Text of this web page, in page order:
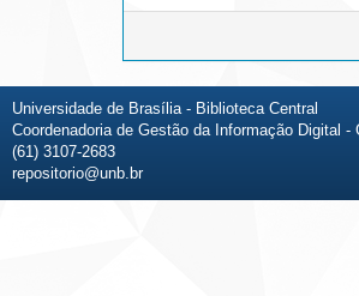
Universidade de Brasília - Biblioteca Central
Coordenadoria de Gestão da Informação Digital -
(61) 3107-2683
repositorio@unb.br